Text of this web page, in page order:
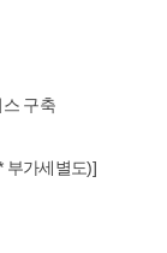
구축
부가세별도)]